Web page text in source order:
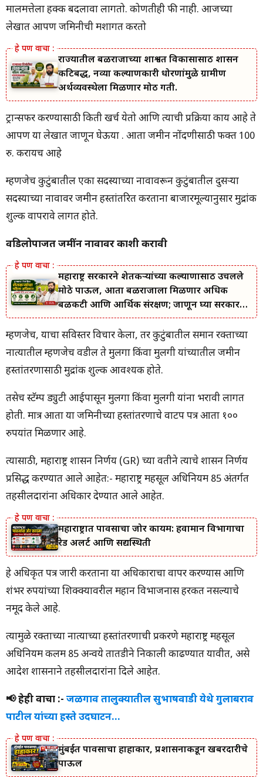
मालमत्तेला हक्क बदलावा लागतो. कोणतीही फी नाही. आजच्या
लेखात आपण जमिनीची मशागत करतो
राज्यातील बळीराजाच्या शाश्वत विकासासाठी शासन
कटिबद्ध, नव्या कल्याणकारी धोरणांमुळे ग्रामीण
अर्थव्यवस्थेला मिळणार मोठी गती.
ट्रान्सफर करण्यासाठी किती खर्च येतो आणि त्याची प्रक्रिया काय आहे ते
आपण या लेखात जाणून घेऊया . आता जमीन नोंदणीसाठी फक्त 100
रु. करायच आहे
म्हणजेच कुटुंबातील एका सदस्याच्या नावावरून कुटुंबातील दुसऱ्या
सदस्याच्या नावावर जमीन हस्तांतरित करताना बाजारमूल्यानुसार मुद्रांक
शुल्क वापरावे लागत होते.
वडिलोपार्जित जमींन नावावर काशी करावी
महाराष्ट्र सरकारने शेतकऱ्यांच्या कल्याणासाठी उचलले
मोठे पाऊल, आता बळीराजाला मिळणार अधिक
बळकटी आणि आर्थिक संरक्षण; जाणून घ्या सरकारचा
नवा संकल्प.
म्हणजेच, याचा सविस्तर विचार केला, तर कुटुंबातील समान रक्ताच्या
नात्यातील म्हणजेच वडील ते मुलगा किंवा मुलगी यांच्यातील जमीन
हस्तांतरणासाठी मुद्रांक शुल्क आवश्यक होते.
तसेच स्टॅम्प ड्युटी आईपासून मुलगा किंवा मुलगी यांना भरावी लागत
होती. मात्र आता या जमिनीच्या हस्तांतरणाचे वाटप पत्र आता १००
रुपयांत मिळणार आहे.
त्यासाठी, महाराष्ट्र शासन निर्णय (GR) च्या वतीने त्याचे शासन निर्णय
प्रसिद्ध करण्यात आले आहेत:- महाराष्ट्र महसूल अधिनियम 85 अंतर्गत
तहसीलदारांना अधिकार देण्यात आले आहेत.
महाराष्ट्रात पावसाचा जोर कायम: हवामान विभागाचा
रेड अलर्ट आणि सद्यस्थिती
हे अधिकृत पत्र जारी करताना या अधिकाराचा वापर करण्यास आणि
शंभर रुपयांच्या शिक्क्यावरील महान विभाजनास हरकत नसल्याचे
नमूद केले आहे.
त्यामुळे रक्ताच्या नात्याच्या हस्तांतरणाची प्रकरणे महाराष्ट्र महसूल
अधिनियम कलम 85 अन्वये तातडीने निकाली काढण्यात यावीत, असे
आदेश शासनाने तहसीलदारांना दिले आहेत.
📢 हेही वाचा :- जळगाव तालुक्यातील सुभाषवाडी येथे गुलाबराव
पाटील यांच्या हस्ते उदघाटन…
मुंबईत पावसाचा हाहाकार, प्रशासनाकडून खबरदारीचे
पाऊल